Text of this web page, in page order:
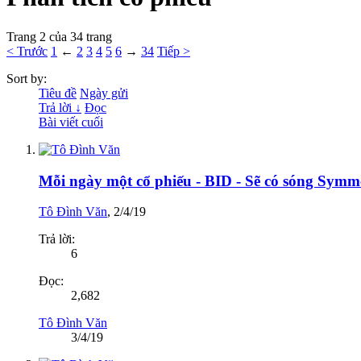
Trang 2 của 34 trang
< Trước 1 ← 2 3 4 5 6 → 34 Tiếp >
Sort by:
Tiêu đề Ngày gửi
Trả lời ↓ Đọc
Bài viết cuối
Mỗi ngày một cổ phiếu - BID - Sẽ có sóng
Tô Đình Văn, 2/4/19
Trả lời:
6
Đọc:
2,682
Tô Đình Văn
3/4/19